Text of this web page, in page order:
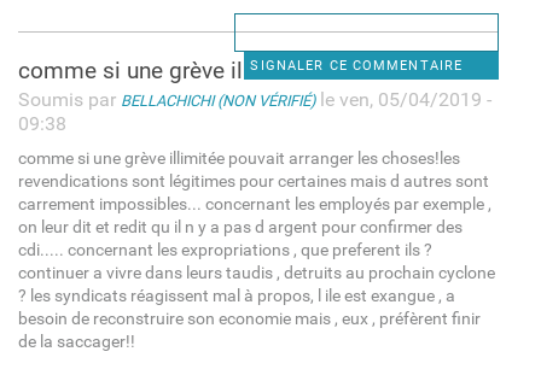
SIGNALER CE COMMENTAIRE
comme si une grève illimitée
Soumis par BELLACHICHI (NON VÉRIFIÉ)le ven, 05/04/2019 -
09:38
comme si une grève illimitée pouvait arranger les choses!les
revendications sont légitimes pour certaines mais d autres sont
carrement impossibles... concernant les employés par exemple ,
on leur dit et redit qu il n y a pas d argent pour confirmer des
cdi..... concernant les expropriations , que preferent ils ?
continuer a vivre dans leurs taudis , detruits au prochain cyclone
? les syndicats réagissent mal à propos, l ile est exangue , a
besoin de reconstruire son economie mais , eux , préfèrent finir
de la saccager!!